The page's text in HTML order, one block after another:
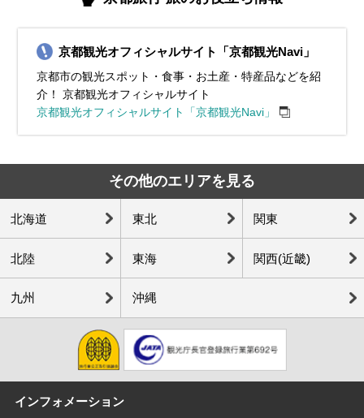
京都観光オフィシャルサイト「京都観光Navi」
京都市の観光スポット・食事・お土産・特産品などを紹
介！ 京都観光オフィシャルサイト
京都観光オフィシャルサイト「京都観光Navi」
その他のエリアを見る
北海道 東北 関東
北陸 東海 関西(近畿)
九州 沖縄
インフォメーション